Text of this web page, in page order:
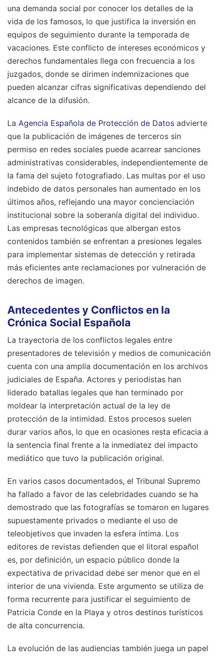
una demanda social por conocer los detalles de la
vida de los famosos, lo que justifica la inversión en
equipos de seguimiento durante la temporada de
vacaciones. Este conflicto de intereses económicos y
derechos fundamentales llega con frecuencia a los
juzgados, donde se dirimen indemnizaciones que
pueden alcanzar cifras significativas dependiendo del
alcance de la difusión.
La Agencia Española de Protección de Datos advierte
que la publicación de imágenes de terceros sin
permiso en redes sociales puede acarrear sanciones
administrativas considerables, independientemente de
la fama del sujeto fotografiado. Las multas por el uso
indebido de datos personales han aumentado en los
últimos años, reflejando una mayor concienciación
institucional sobre la soberanía digital del individuo.
Las empresas tecnológicas que albergan estos
contenidos también se enfrentan a presiones legales
para implementar sistemas de detección y retirada
más eficientes ante reclamaciones por vulneración de
derechos de imagen.
Antecedentes y Conflictos en la
Crónica Social Española
La trayectoria de los conflictos legales entre
presentadores de televisión y medios de comunicación
cuenta con una amplia documentación en los archivos
judiciales de España. Actores y periodistas han
liderado batallas legales que han terminado por
moldear la interpretación actual de la ley de
protección de la intimidad. Estos procesos suelen
durar varios años, lo que en ocasiones resta eficacia a
la sentencia final frente a la inmediatez del impacto
mediático que tuvo la publicación original.
En varios casos documentados, el Tribunal Supremo
ha fallado a favor de las celebridades cuando se ha
demostrado que las fotografías se tomaron en lugares
supuestamente privados o mediante el uso de
teleobjetivos que invaden la esfera íntima. Los
editores de revistas defienden que el litoral español
es, por definición, un espacio público donde la
expectativa de privacidad debe ser menor que en el
interior de una vivienda. Este argumento se utiliza de
forma recurrente para justificar el seguimiento de
Patricia Conde en la Playa y otros destinos turísticos
de alta concurrencia.
La evolución de las audiencias también juega un papel